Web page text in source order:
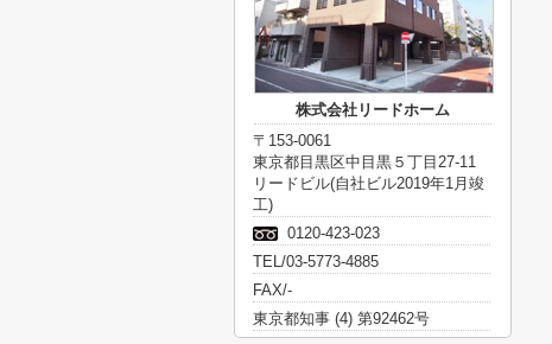
株式会社リードホーム
〒153-0061
東京都目黒区中目黒５丁目27-11
リードビル(自社ビル2019年1月竣
工)
0120-423-023
TEL/03-5773-4885
FAX/-
東京都知事 (4) 第92462号